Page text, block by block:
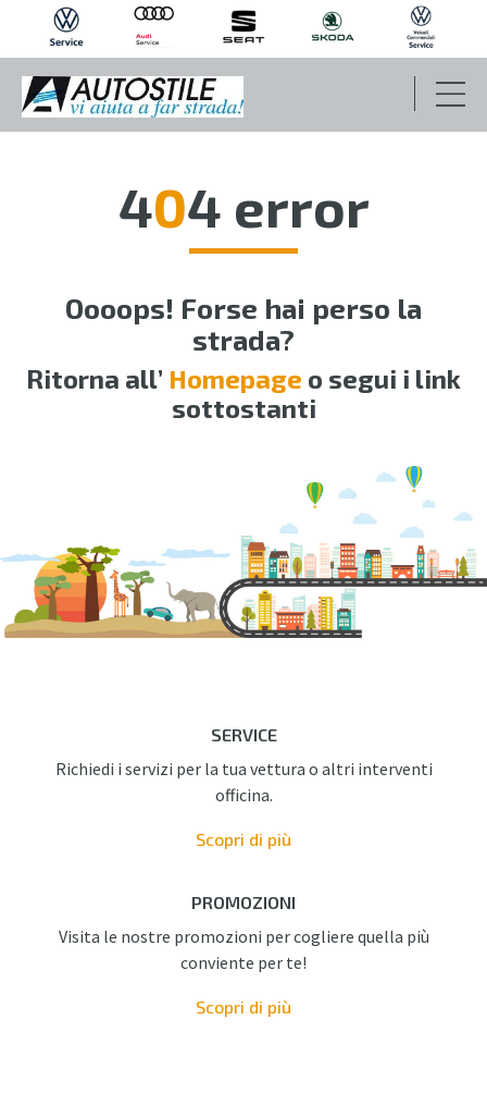
REVISIONI PERIODICHE
SOCCORSO STRADALE
OFFERTE
404 error
Oooops! Forse hai perso la
strada?
Ritorna all’ Homepage o segui i link
sottostanti
SERVICE
Richiedi i servizi per la tua vettura o altri interventi
officina.
Scopri di più
PROMOZIONI
Visita le nostre promozioni per cogliere quella più
conviente per te!
Scopri di più